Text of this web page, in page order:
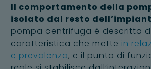
Il comportamento della
isolato dal resto
pompa centrifuga è descritta
caratteristica che mette in
e prevalenza, e il punto di